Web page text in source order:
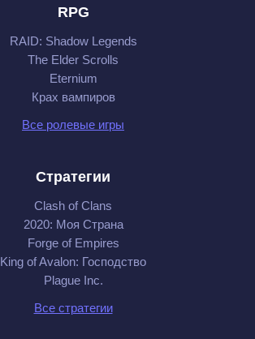
RPG
RAID: Shadow Legends
The Elder Scrolls
Eternium
Крах вампиров
Все ролевые игры
Стратегии
Clash of Clans
2020: Моя Cтрана
Forge of Empires
King of Avalon: Господство
Plague Inc.
Все стратегии